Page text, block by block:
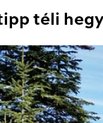
téli